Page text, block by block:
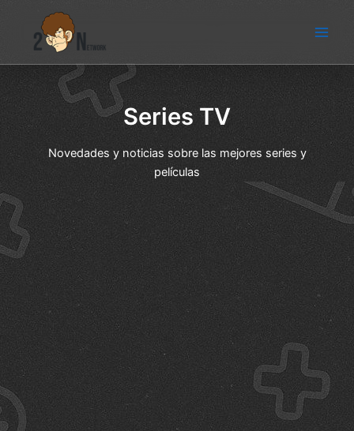
Series TV
Novedades y noticias sobre las mejores series y
películas